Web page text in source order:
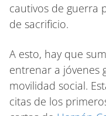
cautivos de guerra
de sacrificio.
A esto, hay que
entrenar a jóvenes
movilidad social.
citas de los